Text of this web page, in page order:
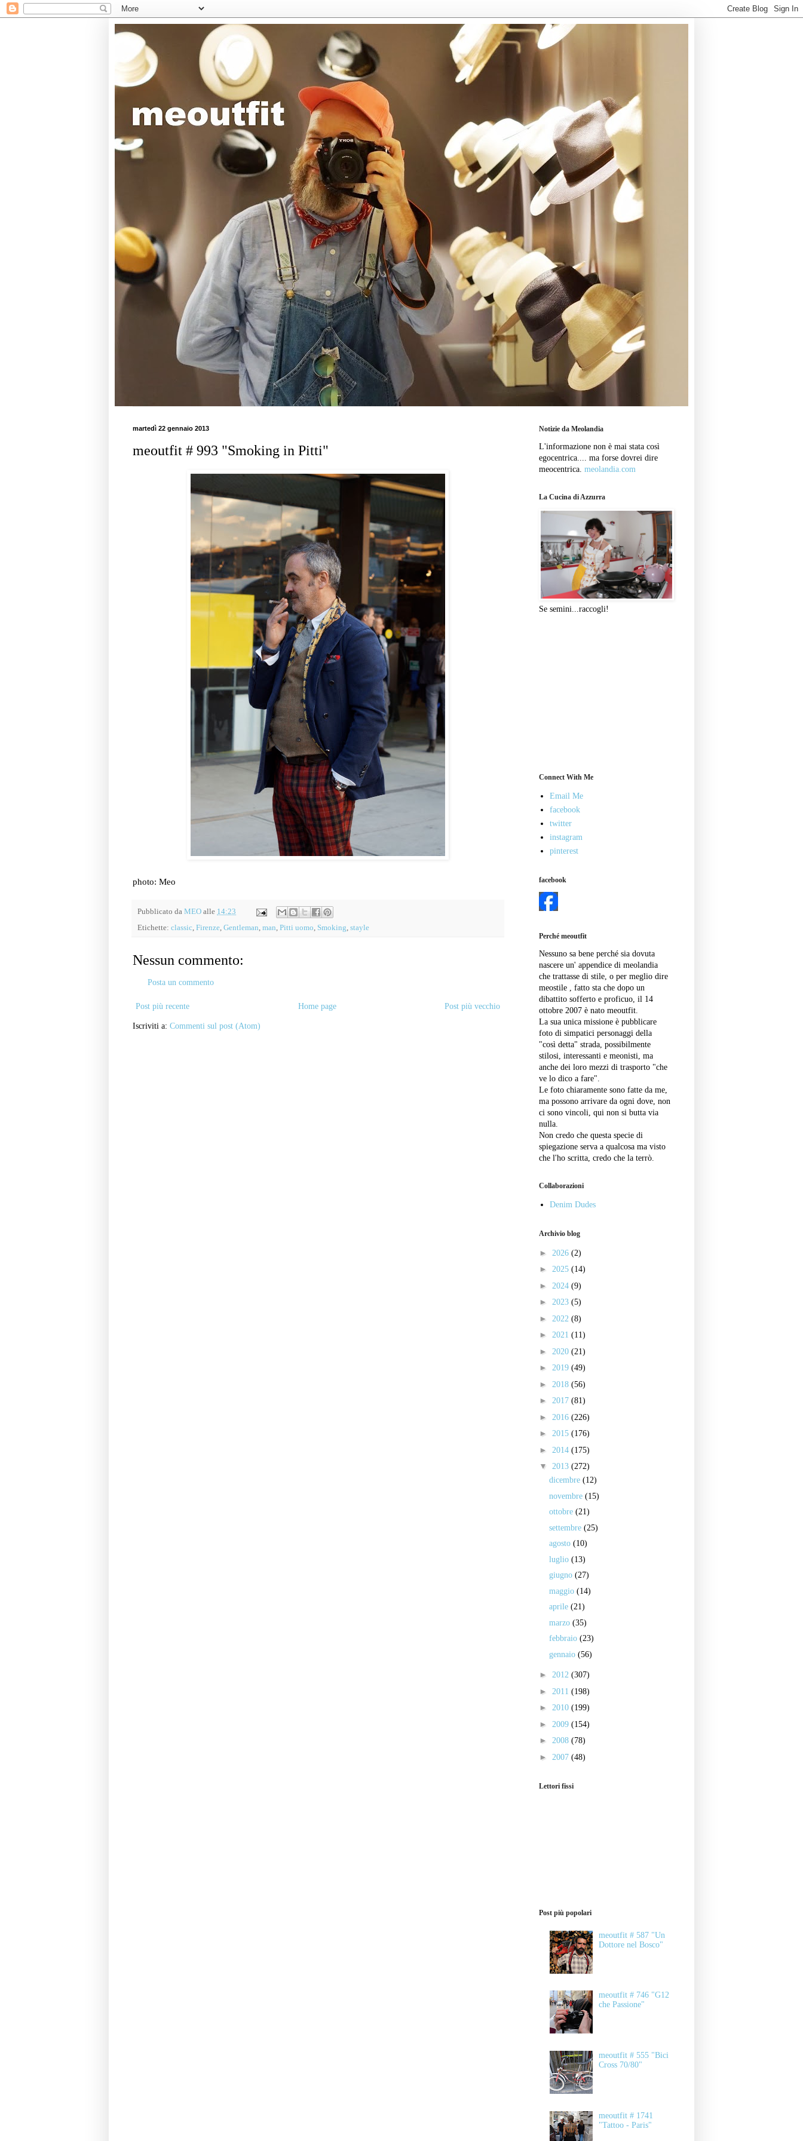
martedì 22 gennaio 2013
meoutfit # 993 "Smoking in Pitti"
photo: Meo
Pubblicato da MEO alle 14:23
Etichette: classic, Firenze, Gentleman, man, Pitti uomo, Smoking, stayle
Nessun commento:
Posta un commento
Post più recente Post più vecchio
Home page
Iscriviti a: Commenti sul post (Atom)
Notizie da Meolandia
L'informazione non è mai stata così
egocentrica.... ma forse dovrei dire
meocentrica. meolandia.com
La Cucina di Azzurra
Se semini...raccogli!
Connect With Me
Email Me
facebook
twitter
instagram
pinterest
facebook
Perché meoutfit
Nessuno sa bene perché sia dovuta
nascere un' appendice di meolandia
che trattasse di stile, o per meglio dire
meostile , fatto sta che dopo un
dibattito sofferto e proficuo, il 14
ottobre 2007 è nato meoutfit.
La sua unica missione è pubblicare
foto di simpatici personaggi della
"così detta" strada, possibilmente
stilosi, interessanti e meonisti, ma
anche dei loro mezzi di trasporto "che
ve lo dico a fare".
Le foto chiaramente sono fatte da me,
ma possono arrivare da ogni dove, non
ci sono vincoli, qui non si butta via
nulla.
Non credo che questa specie di
spiegazione serva a qualcosa ma visto
che l'ho scritta, credo che la terrò.
Collaborazioni
Denim Dudes
Archivio blog
► 2026 (2)
► 2025 (14)
► 2024 (9)
► 2023 (5)
► 2022 (8)
► 2021 (11)
► 2020 (21)
► 2019 (49)
► 2018 (56)
► 2017 (81)
► 2016 (226)
► 2015 (176)
► 2014 (175)
▼ 2013 (272)
dicembre (12)
novembre (15)
ottobre (21)
settembre (25)
agosto (10)
luglio (13)
giugno (27)
maggio (14)
aprile (21)
marzo (35)
febbraio (23)
gennaio (56)
► 2012 (307)
► 2011 (198)
► 2010 (199)
► 2009 (154)
► 2008 (78)
► 2007 (48)
Lettori fissi
Post più popolari
meoutfit # 587 "Un
Dottore nel Bosco"
meoutfit # 746 "G12
che Passione"
meoutfit # 555 "Bici
Cross 70/80"
meoutfit # 1741
"Tattoo - Paris"